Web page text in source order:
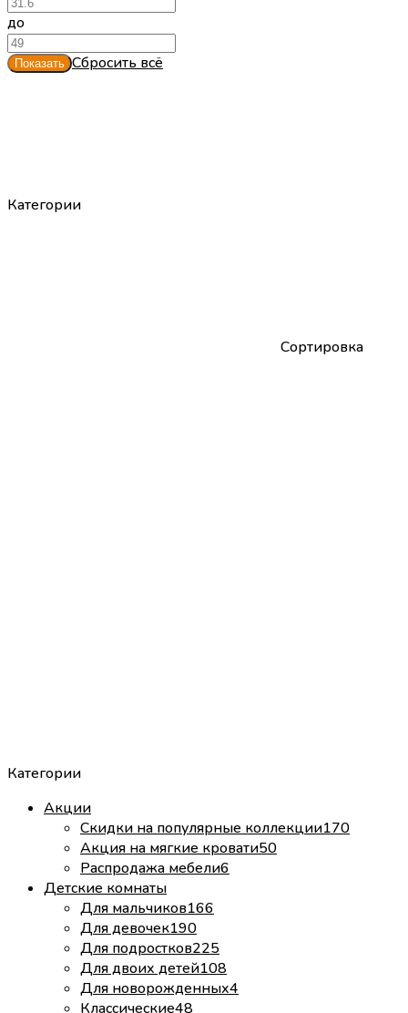
до
Сбросить всё
Категории
Сортировка
Категории
Акции
Скидки на популярные коллекции170
Акция на мягкие кровати50
Распродажа мебели6
Детские комнаты
Для мальчиков166
Для девочек190
Для подростков225
Для двоих детей108
Для новорожденных4
Классические48